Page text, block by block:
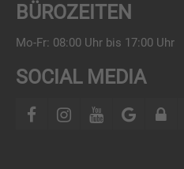
BÜROZEITEN
Mo-Fr: 08:00 Uhr bis 17:00 Uhr
SOCIAL MEDIA